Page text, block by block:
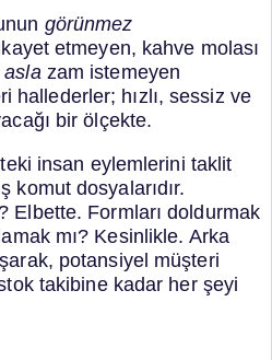
görünmez
etmeyen, kahve molası
aslazam istemeyen
hallederler; hızlı, sessiz ve
bir ölçekte.
insan eylemlerini taklit
komut dosyalarıdır.
Elbette. Formları doldurmak
mı? Kesinlikle. Arka
potansiyel müşteri
takibine kadar her şeyi